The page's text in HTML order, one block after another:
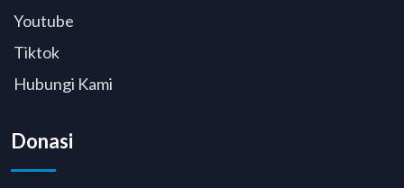
Youtube
Tiktok
Hubungi Kami
Donasi